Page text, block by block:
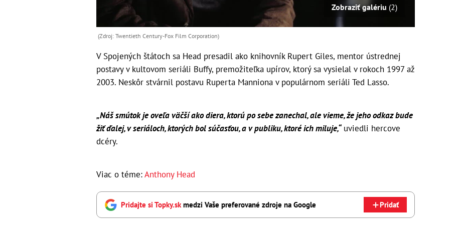
Zobraziť galériu (2)
(Zdroj: Twentieth Century-Fox Film Corporation)
V Spojených štátoch sa Head presadil ako knihovník Rupert Giles, mentor ústrednej
postavy v kultovom seriáli Buffy, premožiteľka upírov, ktorý sa vysielal v rokoch 1997 až
2003. Neskôr stvárnil postavu Ruperta Manniona v populárnom seriáli Ted Lasso.
„Náš smútok je oveľa väčší ako diera, ktorú po sebe zanechal, ale vieme, že jeho odkaz bude
žiť ďalej, v seriáloch, ktorých bol súčasťou, a v publiku, ktoré ich miluje,“uviedli hercove
dcéry.
Viac o téme:Anthony Head
Pridajte si Topky.sk medzi Vaše preferované zdroje na Google Pridať